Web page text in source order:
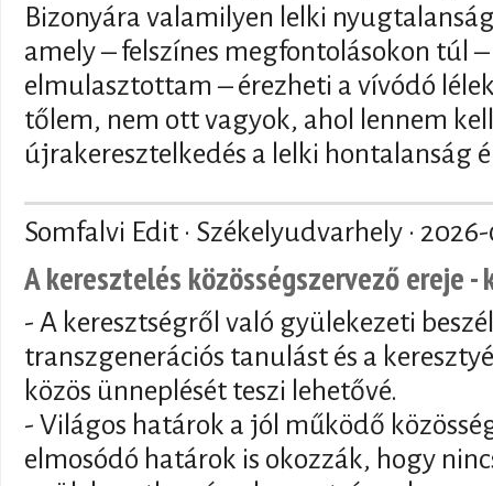
Bizonyára valamilyen lelki
amely – felszínes megfontolásokon túl
elmulasztottam – érezheti a vívódó
tőlem, nem ott vagyok, ahol lennem
újrakeresztelkedés a lelki hontalanság
Somfalvi Edit · Székelyudvarhely ·
A keresztelés közösségszervező ereje -
- A keresztségről való gyülekezeti
transzgenerációs tanulást és a
közös ünneplését teszi lehetővé.
- Világos határok a jól működő
elmosódó határok is okozzák, hogy